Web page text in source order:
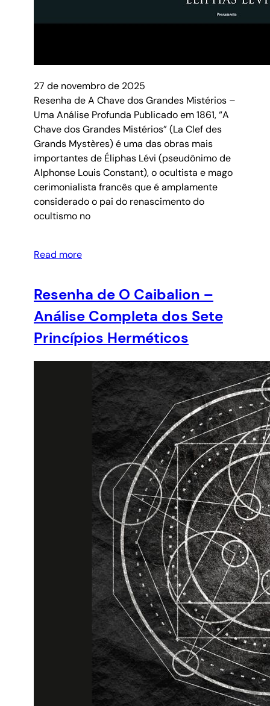
27 de novembro de 2025
Resenha de A Chave dos Grandes Mistérios –
Uma Análise Profunda Publicado em 1861, “A
Chave dos Grandes Mistérios” (La Clef des
Grands Mystères) é uma das obras mais
importantes de Éliphas Lévi (pseudônimo de
Alphonse Louis Constant), o ocultista e mago
cerimonialista francês que é amplamente
considerado o pai do renascimento do
ocultismo no
Read more
Resenha de O Caibalion –
Análise Completa dos Sete
Princípios Herméticos